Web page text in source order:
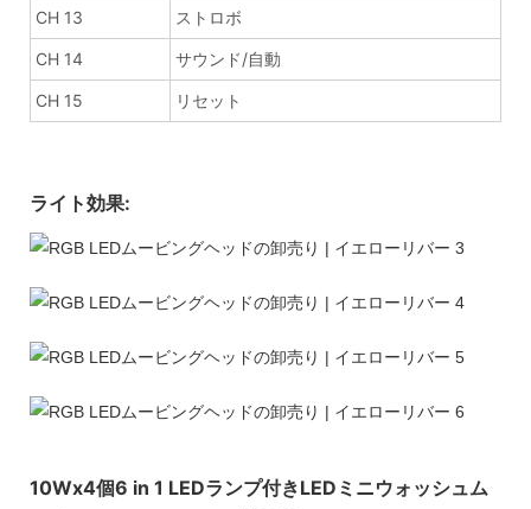
CH 13 ストロボ
CH 14 サウンド/自動
CH 15 リセット
ライト効果:
10Wx4個6 in 1 LEDランプ付きLEDミニウォッシュム